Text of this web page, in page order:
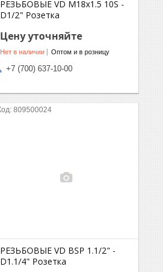
РЕЗЬБОВЫЕ VD M18x1.5 10S -
D1/2" Розетка
Цену уточняйте
Нет в наличии Оптом и в розницу
+7 (700) 637-10-00
809500024
РЕЗЬБОВЫЕ VD BSP 1.1/2" -
D1.1/4" Розетка